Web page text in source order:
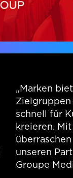
„Marken
schnell für
kreieren.
unseren
Groupe